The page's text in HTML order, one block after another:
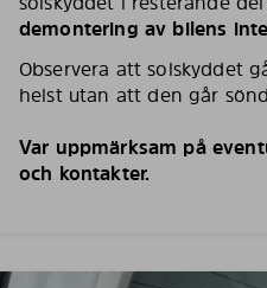
demontering av bilens
Observera att solskyddet
helst utan att den går
Var uppmärksam på
och kontakter.